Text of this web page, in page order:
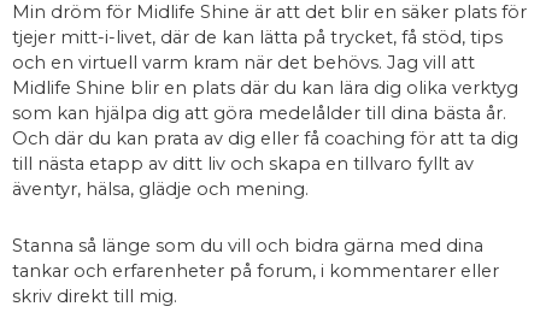
Min dröm för Midlife Shine är att det blir en säker plats för
tjejer mitt-i-livet, där de kan lätta på trycket, få stöd, tips
och en virtuell varm kram när det behövs. Jag vill att
Midlife Shine blir en plats där du kan lära dig olika verktyg
som kan hjälpa dig att göra medelålder till dina bästa år.
Och där du kan prata av dig eller få coaching för att ta dig
till nästa etapp av ditt liv och skapa en tillvaro fyllt av
äventyr, hälsa, glädje och mening.
Stanna så länge som du vill och bidra gärna med dina
tankar och erfarenheter på forum, i kommentarer eller
skriv direkt till mig.